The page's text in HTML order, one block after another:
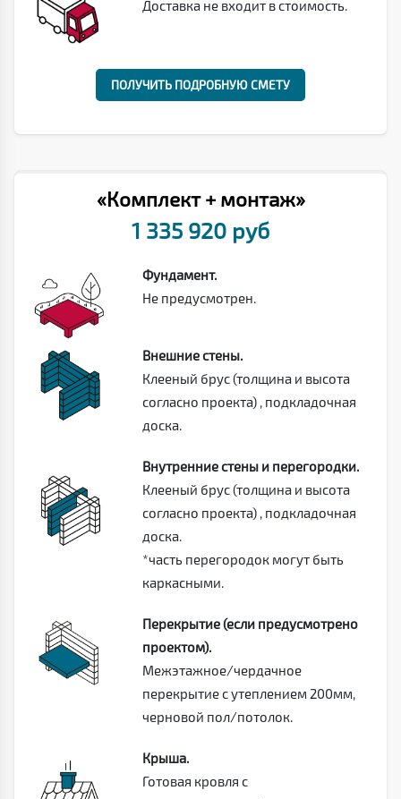
Доставка не входит в стоимость.
ПОЛУЧИТЬ ПОДРОБНУЮ СМЕТУ
«Комплект + монтаж»
1 335 920 руб
Фундамент.
Не предусмотрен.
Внешние стены.
Клееный брус (толщина и высота
согласно проекта) , подкладочная
доска.
Внутренние стены и перегородки.
Клееный брус (толщина и высота
согласно проекта) , подкладочная
доска.
*часть перегородок могут быть
каркасными.
Перекрытие (если предусмотрено
проектом).
Межэтажное/чердачное
перекрытие с утеплением 200мм,
черновой пол/потолок.
Крыша.
Готовая кровля с